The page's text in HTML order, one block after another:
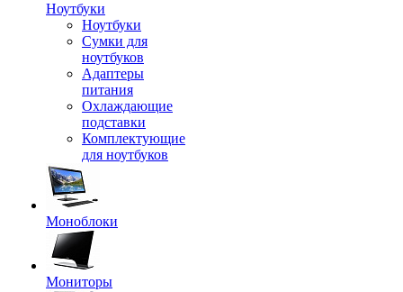
Ноутбуки
Ноутбуки
Сумки для
ноутбуков
Адаптеры
питания
Охлаждающие
подставки
Комплектующие
для ноутбуков
Моноблоки
Мониторы